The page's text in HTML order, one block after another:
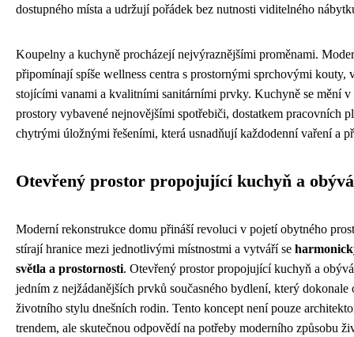
dostupného místa a udržují pořádek bez nutnosti viditelného
Koupelny a kuchyně procházejí nejvýraznějšími proměnami.
připomínají spíše wellness centra s prostornými sprchovými kouty,
stojícími vanami a kvalitními sanitárními prvky. Kuchyně se mění
prostory vybavené nejnovějšími spotřebiči, dostatkem pracovních
chytrými úložnými řešeními, která usnadňují každodenní vaření a
Otevřený prostor propojující kuchyň a
Moderní rekonstrukce domu přináší revoluci v pojetí obytného
stírají hranice mezi jednotlivými místnostmi a vytváří se
světla a prostornosti. Otevřený prostor propojující kuchyň a
jedním z nejžádanějších prvků současného bydlení, který dokonale
životního stylu dnešních rodin. Tento koncept není pouze
trendem, ale skutečnou odpovědí na potřeby moderního způsobu